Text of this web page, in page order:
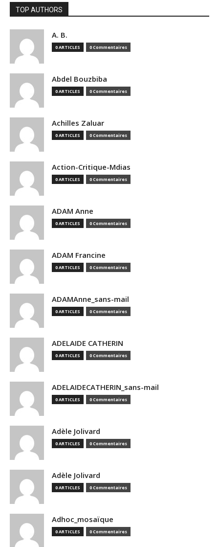
TOP AUTHORS
A. B.
0 ARTICLES 0 Commentaires
Abdel Bouzbiba
0 ARTICLES 0 Commentaires
Achilles Zaluar
0 ARTICLES 0 Commentaires
Action-Critique-Mdias
0 ARTICLES 0 Commentaires
ADAM Anne
0 ARTICLES 0 Commentaires
ADAM Francine
0 ARTICLES 0 Commentaires
ADAMAnne_sans-mail
0 ARTICLES 0 Commentaires
ADELAIDE CATHERIN
0 ARTICLES 0 Commentaires
ADELAIDECATHERIN_sans-mail
0 ARTICLES 0 Commentaires
Adèle Jolivard
0 ARTICLES 0 Commentaires
Adèle Jolivard
0 ARTICLES 0 Commentaires
Adhoc_mosaïque
0 ARTICLES 0 Commentaires